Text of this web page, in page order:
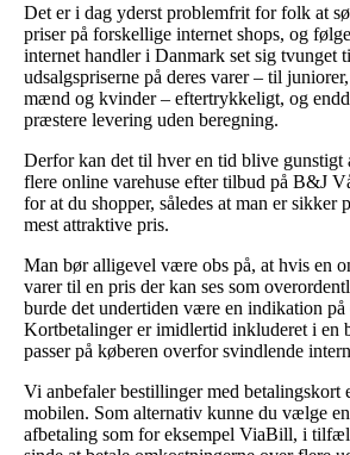
Det er i dag yderst problemfrit for folk at
priser på forskellige internet shops, og
internet handler i Danmark set sig tvunget
udsalgspriserne på deres varer – til
mænd og kvinder – eftertrykkeligt, og
præstere levering uden beregning.
Derfor kan det til hver en tid blive gunstigt
flere online varehuse efter tilbud på B&J
for at du shopper, således at man er sikker
mest attraktive pris.
Man bør alligevel være obs på, at hvis en
varer til en pris der kan ses som
burde det undertiden være en indikation
Kortbetalinger er imidlertid inkluderet i en
passer på køberen overfor svindlende
Vi anbefaler bestillinger med betalingskort
mobilen. Som alternativ kunne du vælge
afbetaling som for eksempel ViaBill, i